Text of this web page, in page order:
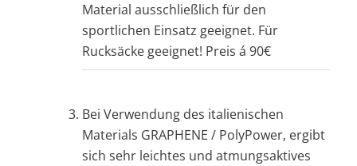
Material ausschließlich für den
sportlichen Einsatz geeignet. Für
Rucksäcke geeignet! Preis á 90€
Bei Verwendung des italienischen
Materials GRAPHENE / PolyPower, ergibt
sich sehr leichtes und atmungsaktives